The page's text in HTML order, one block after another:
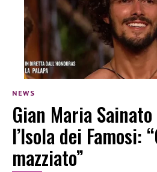
NEWS
Gian Maria
l’Isola dei Famosi:
mazziato”